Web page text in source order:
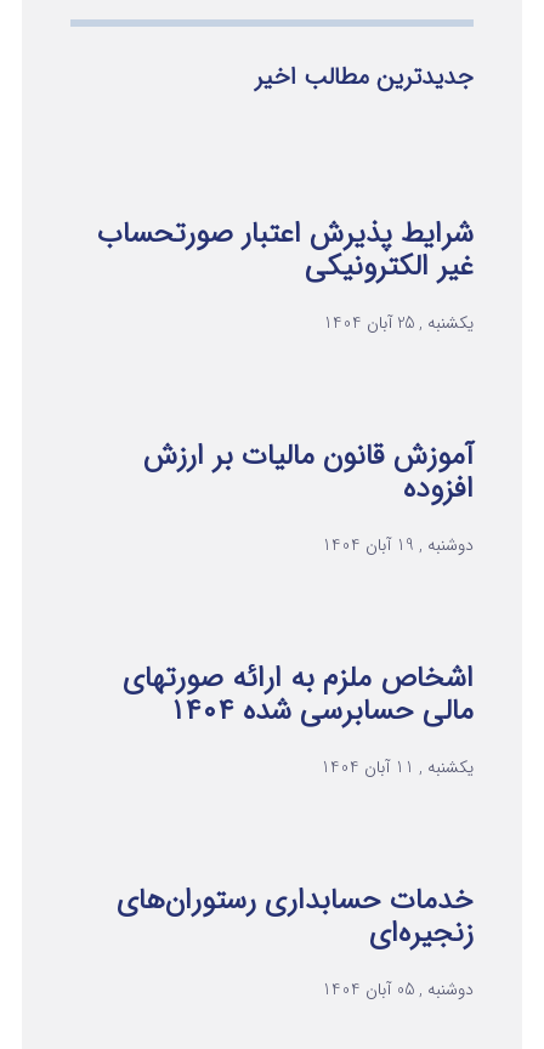
جدیدترین مطالب اخیر
شرایط پذیرش اعتبار صورتحساب
غیر الکترونیکی
یکشنبه , 25 آبان 1404
آموزش قانون مالیات بر ارزش
افزوده
دوشنبه , 19 آبان 1404
اشخاص ملزم به ارائه صورتهای
مالی حسابرسی شده ۱۴۰۴
یکشنبه , 11 آبان 1404
خدمات حسابداری رستوران‌های
زنجیره‌ای
دوشنبه , 05 آبان 1404